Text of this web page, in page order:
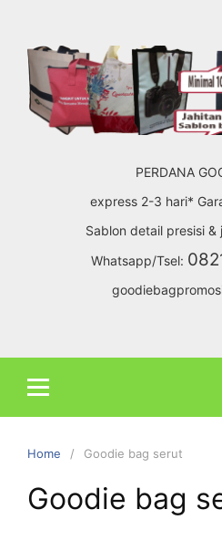
content
PERDANA
express 2-3 hari*
Sablon detail presisi
Whatsapp/Tsel:
Home Goodie bag serut
Goodie bag